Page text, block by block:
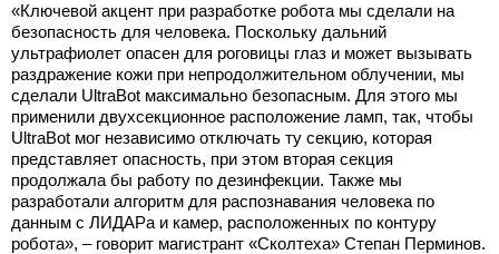
«Ключевой акцент при разработке робота мы сделали на
безопасность для человека. Поскольку дальний
ультрафиолет опасен для роговицы глаз и может вызывать
раздражение кожи при непродолжительном облучении, мы
сделали UltraBot максимально безопасным. Для этого мы
применили двухсекционное расположение ламп, так, чтобы
UltraBot мог независимо отключать ту секцию, которая
представляет опасность, при этом вторая секция
продолжала бы работу по дезинфекции. Также мы
разработали алгоритм для распознавания человека по
данным с ЛИДАРа и камер, расположенных по контуру
робота», – говорит магистрант «Сколтеха» Степан Перминов.